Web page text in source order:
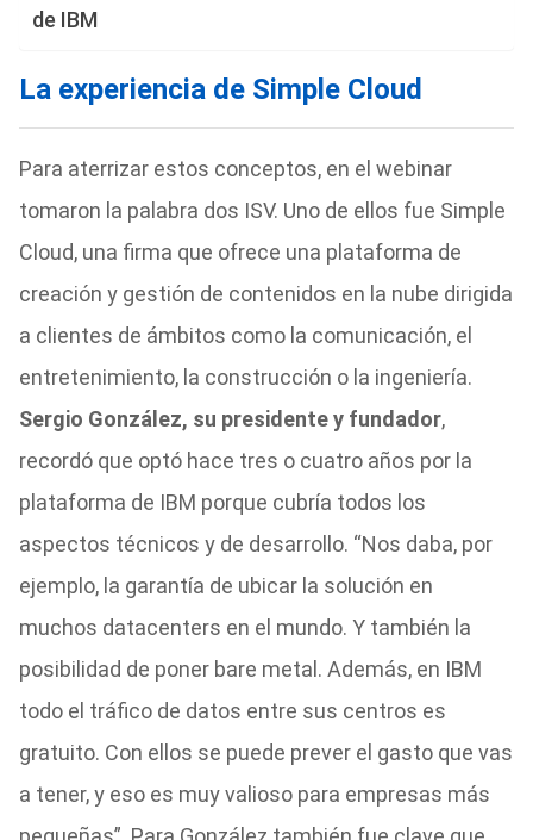
de IBM
La experiencia de Simple Cloud
Para aterrizar estos conceptos, en el webinar
tomaron la palabra dos ISV. Uno de ellos fue Simple
Cloud, una firma que ofrece una plataforma de
creación y gestión de contenidos en la nube dirigida
a clientes de ámbitos como la comunicación, el
entretenimiento, la construcción o la ingeniería.
Sergio González, su presidente y fundador,
recordó que optó hace tres o cuatro años por la
plataforma de IBM porque cubría todos los
aspectos técnicos y de desarrollo. “Nos daba, por
ejemplo, la garantía de ubicar la solución en
muchos datacenters en el mundo. Y también la
posibilidad de poner bare metal. Además, en IBM
todo el tráfico de datos entre sus centros es
gratuito. Con ellos se puede prever el gasto que vas
a tener, y eso es muy valioso para empresas más